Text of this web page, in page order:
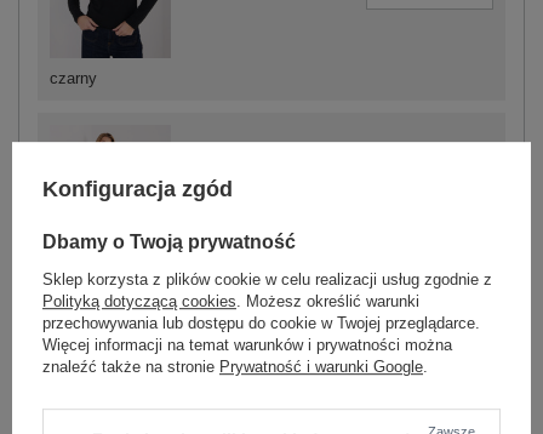
czarny
bordowy
Zobacz wszystkie kolory (+4)
Konfiguracja zgód
Dbamy o Twoją prywatność
Sklep korzysta z plików cookie w celu realizacji usług zgodnie z
Polityką dotyczącą cookies. Możesz określić warunki
przechowywania lub dostępu do cookie w Twojej przeglądarce.
Więcej informacji na temat warunków i prywatności można
znaleźć także na stronie Prywatność i warunki Google.